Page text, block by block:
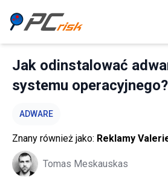
Jak odinstalować
systemu operacyjnego?
ADWARE
Znany również jako: Reklamy
Tomas Meskauskas